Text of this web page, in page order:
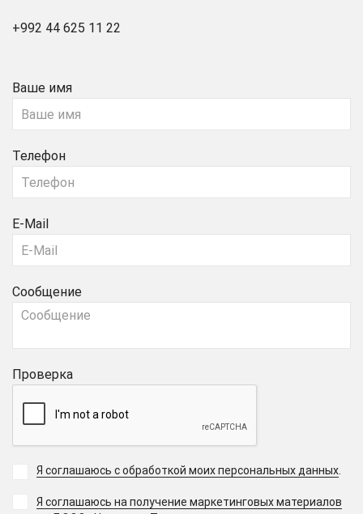
+992 44 625 11 22
Ваше имя
Телефон
E-Mail
Сообщение
Проверка
Я соглашаюсь с обработкой моих персональных данных.
Я соглашаюсь на получение маркетинговых материалов